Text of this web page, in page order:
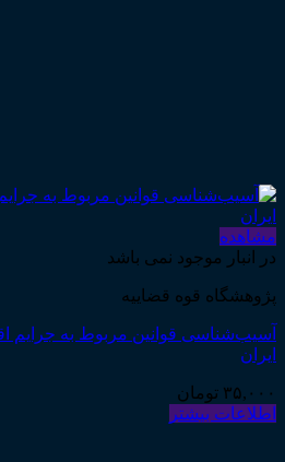
مشاهده
در انبار موجود نمی باشد
پژوهشگاه قوه قضاییه
آسیب‌شناسی قوانین مربوط به جرایم
ایران
۳۵,۰۰۰ تومان
اطلاعات بیشتر